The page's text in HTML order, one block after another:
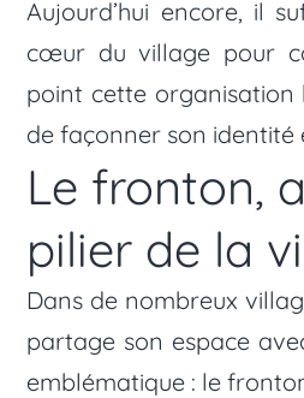
Aujourd’hui encore, il
cœur du village pour
point cette organisation
de façonner son
Le fronton,
pilier de la
Dans de nombreux
partage son espace
emblématique : le